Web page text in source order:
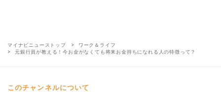
マイナビニューストップ
ワーク＆ライフ
元銀行員が教える！今お金がなくても将来お金持ちになれる人の特徴って？
このチャンネルについて